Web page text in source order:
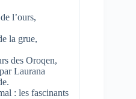
l’ours,
la grue,
des Oroqen,
Laurana
: les fascinants